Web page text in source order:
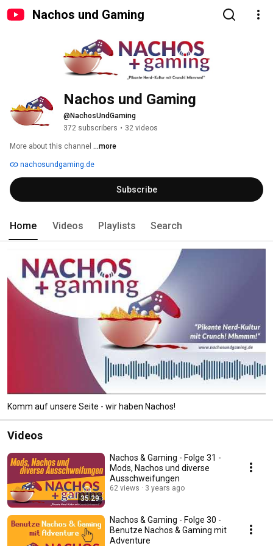
Nachos und Gaming
Nachos und Gaming
@NachosUndGaming
372 subscribers • 32 videos
More about this channel ...more
nachosundgaming.de
Subscribe
Home Videos Playlists Search
Komm auf unsere Seite - wir haben Nachos!
Videos
35:29
Nachos & Gaming - Folge 31 -
Mods, Nachos und diverse
Ausschweifungen
62 views 3 years ago
Nachos & Gaming - Folge 30 -
Benutze Nachos & Gaming mit
Adventure